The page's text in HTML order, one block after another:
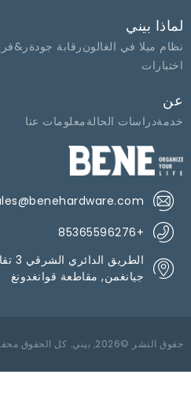
بيني
في الغالونرقابة جودةر&فريق د
دراسات الحالة معلومات عنا
sales@benehardware.com
+85365596276
الطريق الدائري
جيانغمن, مقاطعة قوانغدونغ
بيني. كل الحقوق محفوظة.